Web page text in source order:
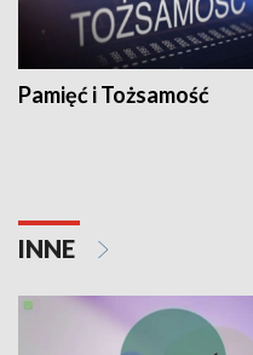
Pamięć i Tożsamość
INNE